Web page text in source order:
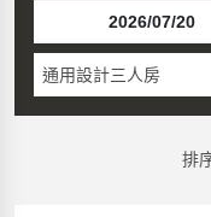
通用設計三人房
排